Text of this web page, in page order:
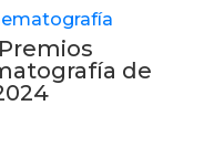
de